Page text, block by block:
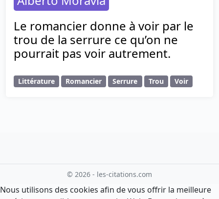
Le romancier donne à voir par le
trou de la serrure ce qu’on ne
pourrait pas voir autrement.
Littérature Romancier Serrure Trou Voir
© 2026 - les-citations.com
Nous utilisons des cookies afin de vous offrir la meilleure